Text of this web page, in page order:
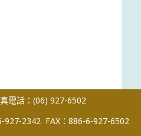
電話：(06) 927-6502
927-2342 FAX：886-6-927-6502